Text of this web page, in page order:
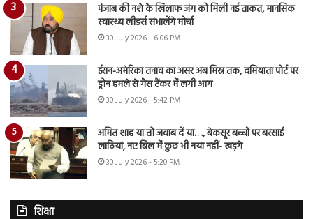
पंजाब की नशे के खिलाफ जंग को मिली नई ताकत, मानसिक
स्वास्थ्य लीडर्स संभालेंगे मोर्चा
30 July 2026 - 6:06 PM
ईरान-अमेरिका तनाव का असर अब मिस्र तक, दमियाता पोर्ट पर
ड्रोन हमले से गैस टैंकर में लगी आग
30 July 2026 - 5:42 PM
अमित शाह या तो जवाब दें या…., बेकसूर बच्चों पर बरसाई
लाठियां, नए बिल में कुछ भी नया नहीं- खड़गे
30 July 2026 - 5:20 PM
शिक्षा